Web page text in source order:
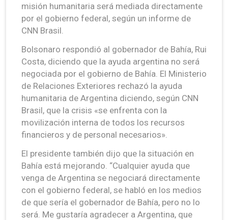
misión humanitaria será mediada directamente
por el gobierno federal, según un informe de
CNN Brasil.
Bolsonaro respondió al gobernador de Bahía, Rui
Costa, diciendo que la ayuda argentina no será
negociada por el gobierno de Bahía. El Ministerio
de Relaciones Exteriores rechazó la ayuda
humanitaria de Argentina diciendo, según CNN
Brasil, que la crisis «se enfrenta con la
movilización interna de todos los recursos
financieros y de personal necesarios».
El presidente también dijo que la situación en
Bahía está mejorando. “Cualquier ayuda que
venga de Argentina se negociará directamente
con el gobierno federal, se habló en los medios
de que sería el gobernador de Bahía, pero no lo
será. Me gustaría agradecer a Argentina, que